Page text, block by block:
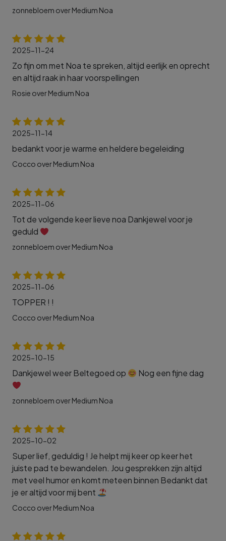
zonnebloem over Medium Noa
2025-11-24
Zo fijn om met Noa te spreken, altijd eerlijk en oprecht
en altijd raak in haar voorspellingen
Rosie over Medium Noa
2025-11-14
bedankt voor je warme en heldere begeleiding
Cocco over Medium Noa
2025-11-06
Tot de volgende keer lieve noa Dankjewel voor je
geduld
zonnebloem over Medium Noa
2025-11-06
TOPPER ! !
Cocco over Medium Noa
2025-10-15
Dankjewel weer Beltegoed op Nog een fijne dag
zonnebloem over Medium Noa
2025-10-02
Super lief, geduldig ! Je helpt mij keer op keer het
juiste pad te bewandelen. Jou gesprekken zijn altijd
met veel humor en komt meteen binnen Bedankt dat
je er altijd voor mij bent
Cocco over Medium Noa